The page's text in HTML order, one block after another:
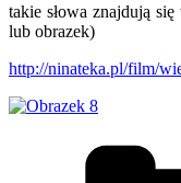
takie słowa znajdują
lub obrazek)
http://ninateka.pl/film/